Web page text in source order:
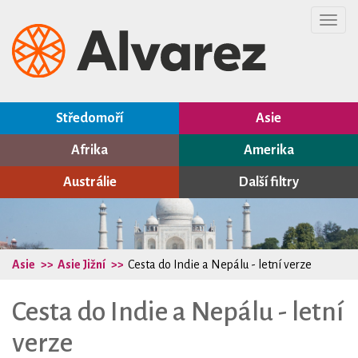
Středomoří Asie
Afrika Amerika
Austrálie Další filtry
Asie Asie Jižní Cesta do Indie a Nepálu - letní verze
Cesta do Indie a Nepálu - letní
verze